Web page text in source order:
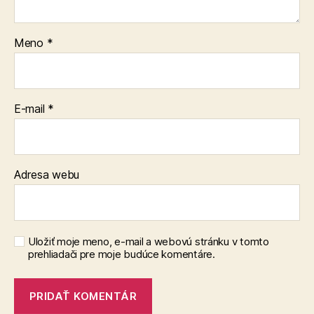
Meno *
E-mail *
Adresa webu
Uložiť moje meno, e-mail a webovú stránku v tomto
prehliadači pre moje budúce komentáre.